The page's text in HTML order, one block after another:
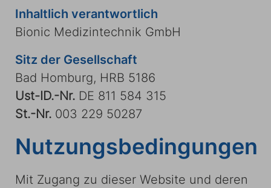
Inhaltlich verantwortlich
Bionic Medizintechnik GmbH
Sitz der Gesellschaft
Bad Homburg, HRB 5186
Ust-ID.-Nr. DE 811 584 315
St.-Nr. 003 229 50287
Nutzungsbedingungen
Mit Zugang zu dieser Website und deren